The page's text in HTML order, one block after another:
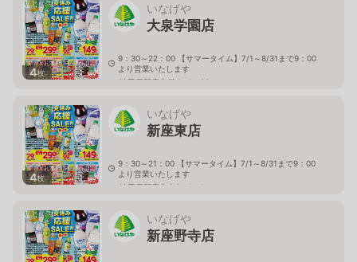
4枚
いなげや
大泉学園店
9：30～22：00 【サマータイム】7/1～8/31まで9：00
より営業いたします
埼玉県新座市栄4－1－26
4枚
いなげや
新座東店
9：30～21：00 【サマータイム】7/1～8/31まで9：00
より営業いたします
埼玉県新座市東3－1－1
いなげや
新座野寺店